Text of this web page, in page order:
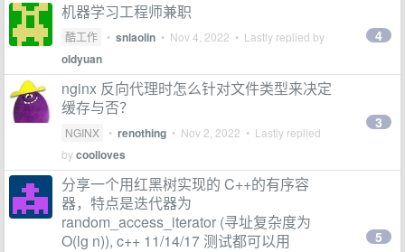
机器学习工程师兼职
酷工作 • snlaolin • Nov 4, 2022 • Lastly replied by
oldyuan
4
nginx 反向代理时怎么针对文件类型来决定
缓存与否？
NGINX • renothing • Nov 2, 2022 • Lastly replied
bycoolloves
3
分享一个用红黑树实现的 C++的有序容
器，特点是迭代器为
random_access_iterator (寻址复杂度为
O(lg n)), c++ 11/14/17 测试都可以用
5